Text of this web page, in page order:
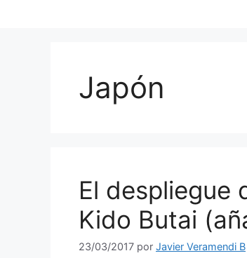
Japón
El despliegue
Kido Butai
23/03/2017 por Javier Veramendi B